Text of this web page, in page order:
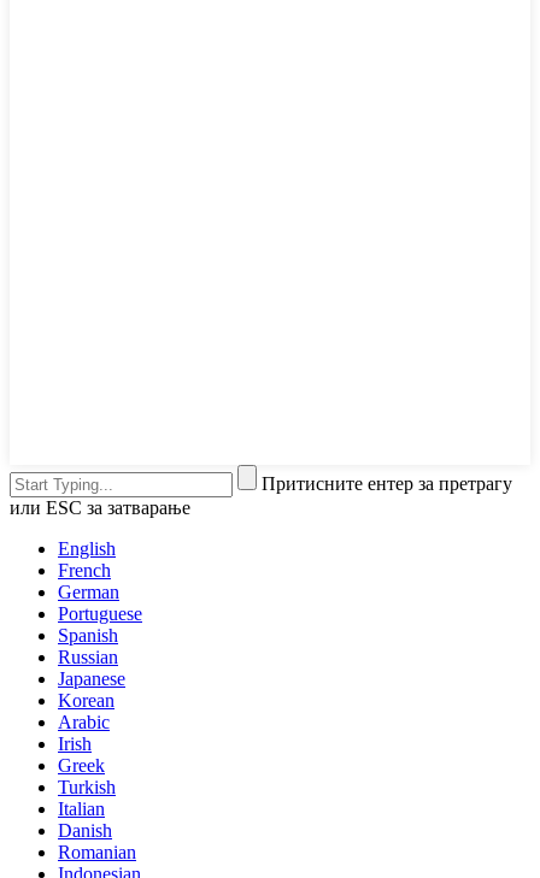
Притисните ентер за претрагу
или ESC за затварање
English
French
German
Portuguese
Spanish
Russian
Japanese
Korean
Arabic
Irish
Greek
Turkish
Italian
Danish
Romanian